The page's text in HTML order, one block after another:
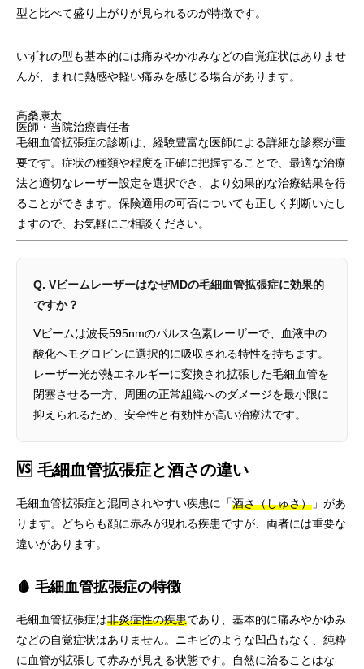
型と比べて盛り上がりが見られるのが特徴です。
いずれの型も基本的には痛みやかゆみなどの自覚症状はありませ
んが、まれに熱感や軽い痛みを感じる場合があります。
高桑康太
医師・当院治療責任者
毛細血管拡張症の診断は、経験豊富な医師による詳細な診察が重
要です。症状の種類や程度を正確に把握することで、最適な治療
法と適切なレーザー設定を選択でき、より効果的な治療結果を得
ることができます。保険適用の可否についても正しく判断いたし
ますので、お気軽にご相談ください。
Q. VビームレーザーはなぜMDの毛細血管拡張症に効果的
ですか？
Vビームは波長595nmのパルス色素レーザーで、血液中の
酸化ヘモグロビンに選択的に吸収される特性を持ちます。
レーザー光が熱エネルギーに変換され拡張した毛細血管を
閉塞させる一方、周囲の正常組織へのダメージを最小限に
抑えられるため、安全性と有効性が高い治療法です。
🆚 毛細血管拡張症と酒さの違い
毛細血管拡張症と混同されやすい疾患に「酒さ（しゅさ） 」があ
ります。どちらも顔に赤みが現れる疾患ですが、両者には重要な
違いがあります。
🩸 毛細血管拡張症の特徴
毛細血管拡張症は非炎症性の疾患であり、基本的に痛みやかゆみ
などの自覚症状はありません。ニキビのような凹凸もなく、純粋
に血管が拡張して赤みが見える状態です。自然に治ることはな